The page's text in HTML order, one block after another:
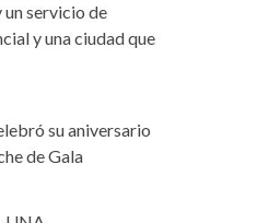
un servicio de
y una ciudad que
su aniversario
de Gala